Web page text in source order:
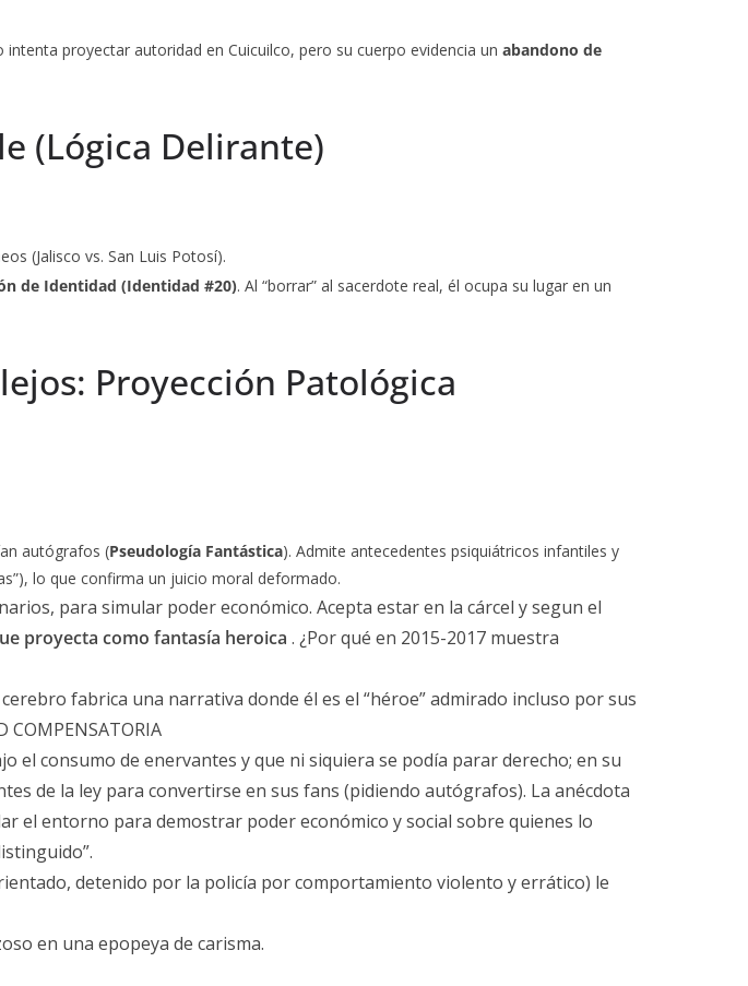
proyectar autoridad en Cuicuilco, pero su cuerpo evidencia un abandono de
(Lógica Delirante)
(Jalisco vs. San Luis Potosí).
de Identidad (Identidad #20). Al “borrar” al sacerdote real, él ocupa su lugar en un
Proyección Patológica
autógrafos (Pseudología Fantástica). Admite antecedentes psiquiátricos infantiles y
lo que confirma un juicio moral deformado.
para simular poder económico. Acepta estar en la cárcel y segun el
proyecta como fantasía heroica . ¿Por qué en 2015-2017 muestra
fabrica una narrativa donde él es el “héroe” admirado incluso por sus
el consumo de enervantes y que ni siquiera se podía parar derecho; en su
de la ley para convertirse en sus fans (pidiendo autógrafos). La anécdota
el entorno para demostrar poder económico y social sobre quienes lo
detenido por la policía por comportamiento violento y errático) le
en una epopeya de carisma.